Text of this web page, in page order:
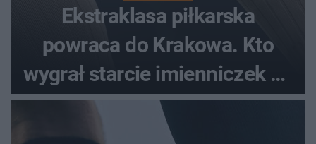
Ekstraklasa piłkarska
powraca do Krakowa. Kto
wygrał starcie imienniczek na
pełnym stadionie